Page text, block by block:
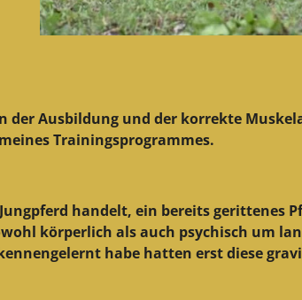
der Ausbildung und der korrekte
Trainingsprogrammes.
handelt, ein bereits gerittenes
körperlich als auch psychisch um
habe hatten erst diese